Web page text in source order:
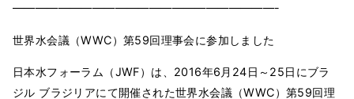
———————————————————————-
世界水会議（WWC）第59回理事会に参加しました
日本水フォーラム（JWF）は、2016年6月24日～25日にブラ
ジル ブラジリアにて開催された世界水会議（WWC）第59回理